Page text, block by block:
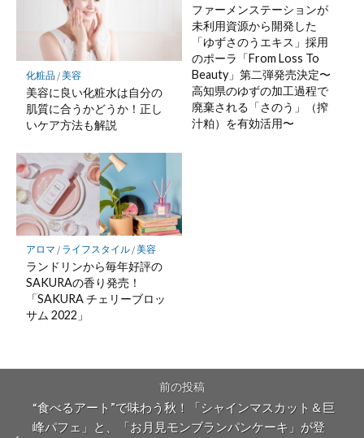
化粧品/美容
美容に良い化粧水は自分の
肌質に合うかどうか！正し
いケア方法も解説
ファーメンステーションが
未利用資源から開発した
「ゆずさのうエキス」採用
のポーラ「From Loss To
Beauty」第二弾発売決定〜
高知県のゆずの加工過程で
廃棄される「さのう」（搾
汁粕）を有効活用〜
アロマ / ライフスタイル/美容
ランドリンから毎年好評の
SAKURAの香り発売！
「SAKURA チェリーブロッ
サム 2022」
前の投稿
“食べるアート”で味わう秋！「シャインマスカット＆巨
峰パフェ」と、「お月見モンブランパンケーキ」が登